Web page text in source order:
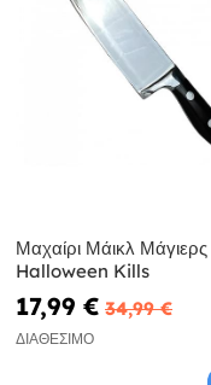
Μαχαίρι Μάικλ Μάγιερς
Halloween Kills
17,99 € 34,99 €
ΔΙΑΘΈΣΙΜΟ